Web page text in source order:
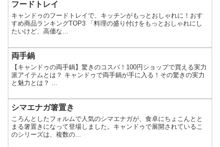
フードトレイ
キャンドゥのフードトレイで、キッチンがもっとおしゃれに！おす
すめ商品ランキングTOP3 「料理の盛り付けをもっとおしゃれにし
たいけど、高価な...
両手鍋
【キャンドゥの両手鍋】驚きのコスパ！100円ショップで買える実力
派アイテムとは？ キャンドゥで両手鍋が手に入る！その驚きの実力
と魅力とは？ ...
シマエナガ箸置き
ころんとしたフォルムで人気のシマエナガが、食卓にちょこんとと
まる箸置きになって登場しました。キャンドゥで展開されているこ
のシリーズは、複数の...